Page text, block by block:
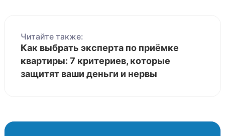
Читайте также:
Как выбрать эксперта по приёмке
квартиры: 7 критериев, которые
защитят ваши деньги и нервы